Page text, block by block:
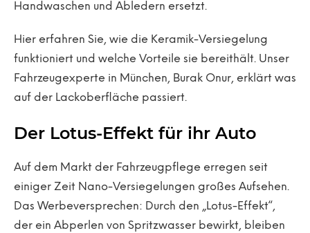
Handwaschen und Abledern ersetzt.
Hier erfahren Sie, wie die Keramik-Versiegelung
funktioniert und welche Vorteile sie bereithält. Unser
Fahrzeugexperte in München, Burak Onur, erklärt was
auf der Lackoberfläche passiert.
Der Lotus-Effekt für ihr Auto
Auf dem Markt der Fahrzeugpflege erregen seit
einiger Zeit Nano-Versiegelungen großes Aufsehen.
Das Werbeversprechen: Durch den „Lotus-Effekt“,
der ein Abperlen von Spritzwasser bewirkt, bleiben